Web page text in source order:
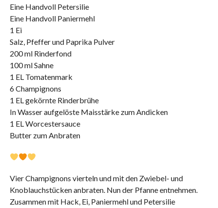
Eine Handvoll Petersilie
Eine Handvoll Paniermehl
1 Ei
Salz, Pfeffer und Paprika Pulver
200 ml Rinderfond
100 ml Sahne
1 EL Tomatenmark
6 Champignons
1 EL gekörnte Rinderbrühe
In Wasser aufgelöste Maisstärke zum Andicken
1 EL Worcestersauce
Butter zum Anbraten
Vier Champignons vierteln und mit den Zwiebel- und
Knoblauchstücken anbraten. Nun der Pfanne entnehmen.
Zusammen mit Hack, Ei, Paniermehl und Petersilie